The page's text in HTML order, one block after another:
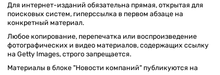
Для интернет-изданий обязательна прямая, открытая для
поисковых систем, гиперссылка в первом абзаце на
конкретный материал.
Любое копирование, перепечатка или воспроизведение
фотографических и видео материалов, содержащих ссылку
на Getty Images, строго запрещается.
Материалы в блоке "Новости компаний" публикуются на